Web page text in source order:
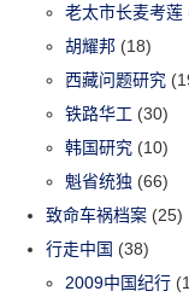
老太市长麦考莲
胡耀邦 (18)
西藏问题研究
铁路华工 (30)
韩国研究 (10)
魁省统独 (66)
致命车祸档案 (25)
行走中国 (38)
2009中国纪行